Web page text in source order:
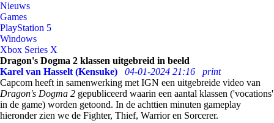
Nieuws
Games
PlayStation 5
Windows
Xbox Series X
Dragon's Dogma 2 klassen uitgebreid in beeld
Karel van Hasselt (Kensuke)
04-01-2024 21:16
print
Capcom heeft in samenwerking met IGN een uitgebreide video van
Dragon's Dogma 2 gepubliceerd waarin een aantal klassen ('vocations'
in de game) worden getoond. In de achttien minuten gameplay
hieronder zien we de Fighter, Thief, Warrior en Sorcerer.